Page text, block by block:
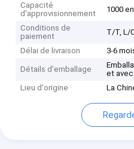
Capacité
d'approvisionnement
1000
Conditions de
paiement
T/T, L/
Délai de livraison 3-6
Détails d'emballage
et
Lieu d'origine
La